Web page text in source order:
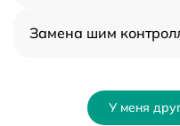
Замена шим
У меня